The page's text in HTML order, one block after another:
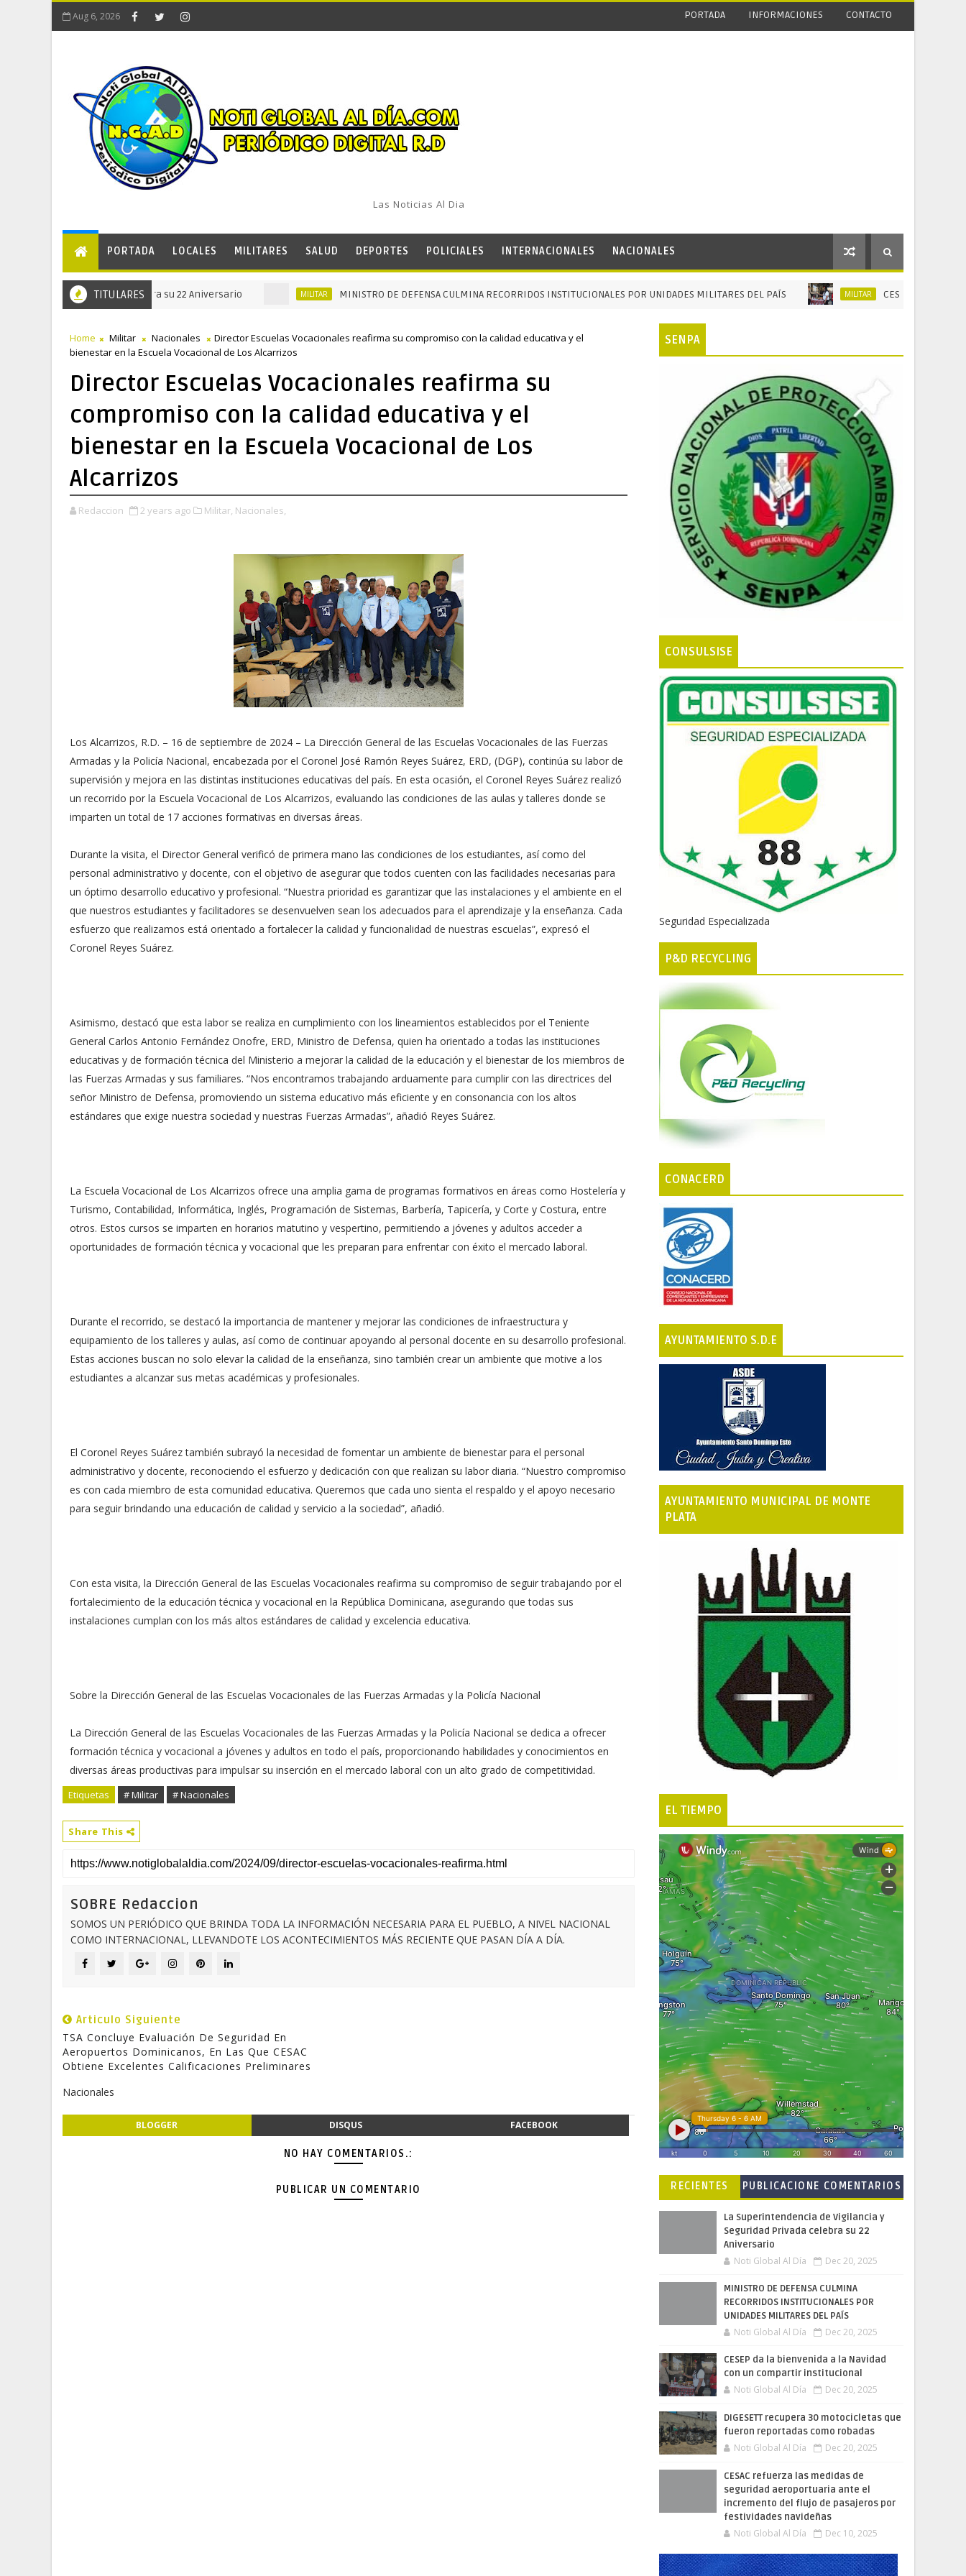
Aug 6, 2026 PORTADA INFORMACIONES CONTACTO
Las Noticias Al Dia
PORTADA LOCALES MILITARES SALUD DEPORTES POLICIALES INTERNACIONALES NACIONALES
TITULARES
Privada celebra su 22 Aniversario MINISTRO DE DEFENSA CULMINA RECORRIDOS INSTITUCIONALES POR UNIDADES MILITARES DEL PAÍS MILITAR CESEP da la bienvenida
Home Militar Nacionales
Director Escuelas Vocacionales reafirma su compromiso con la calidad educativa y el
bienestar en la Escuela Vocacional de Los Alcarrizos
Director Escuelas Vocacionales reafirma su
compromiso con la calidad educativa y el
bienestar en la Escuela Vocacional de Los
Alcarrizos
Redaccion 2 years ago Militar, Nacionales,
Los Alcarrizos, R.D. – 16 de septiembre de 2024 – La Dirección General de las Escuelas Vocacionales de las Fuerzas
Armadas y la Policía Nacional, encabezada por el Coronel José Ramón Reyes Suárez, ERD, (DGP), continúa su labor de
supervisión y mejora en las distintas instituciones educativas del país. En esta ocasión, el Coronel Reyes Suárez realizó
un recorrido por la Escuela Vocacional de Los Alcarrizos, evaluando las condiciones de las aulas y talleres donde se
imparten un total de 17 acciones formativas en diversas áreas.
Durante la visita, el Director General verificó de primera mano las condiciones de los estudiantes, así como del
personal administrativo y docente, con el objetivo de asegurar que todos cuenten con las facilidades necesarias para
un óptimo desarrollo educativo y profesional. “Nuestra prioridad es garantizar que las instalaciones y el ambiente en el
que nuestros estudiantes y facilitadores se desenvuelven sean los adecuados para el aprendizaje y la enseñanza. Cada
esfuerzo que realizamos está orientado a fortalecer la calidad y funcionalidad de nuestras escuelas”, expresó el
Coronel Reyes Suárez.
Asimismo, destacó que esta labor se realiza en cumplimiento con los lineamientos establecidos por el Teniente
General Carlos Antonio Fernández Onofre, ERD, Ministro de Defensa, quien ha orientado a todas las instituciones
educativas y de formación técnica del Ministerio a mejorar la calidad de la educación y el bienestar de los miembros de
las Fuerzas Armadas y sus familiares. “Nos encontramos trabajando arduamente para cumplir con las directrices del
señor Ministro de Defensa, promoviendo un sistema educativo más eficiente y en consonancia con los altos
estándares que exige nuestra sociedad y nuestras Fuerzas Armadas”, añadió Reyes Suárez.
La Escuela Vocacional de Los Alcarrizos ofrece una amplia gama de programas formativos en áreas como Hostelería y
Turismo, Contabilidad, Informática, Inglés, Programación de Sistemas, Barbería, Tapicería, y Corte y Costura, entre
otros. Estos cursos se imparten en horarios matutino y vespertino, permitiendo a jóvenes y adultos acceder a
oportunidades de formación técnica y vocacional que les preparan para enfrentar con éxito el mercado laboral.
Durante el recorrido, se destacó la importancia de mantener y mejorar las condiciones de infraestructura y
equipamiento de los talleres y aulas, así como de continuar apoyando al personal docente en su desarrollo profesional.
Estas acciones buscan no solo elevar la calidad de la enseñanza, sino también crear un ambiente que motive a los
estudiantes a alcanzar sus metas académicas y profesionales.
El Coronel Reyes Suárez también subrayó la necesidad de fomentar un ambiente de bienestar para el personal
administrativo y docente, reconociendo el esfuerzo y dedicación con que realizan su labor diaria. “Nuestro compromiso
es con cada miembro de esta comunidad educativa. Queremos que cada uno sienta el respaldo y el apoyo necesario
para seguir brindando una educación de calidad y servicio a la sociedad”, añadió.
Con esta visita, la Dirección General de las Escuelas Vocacionales reafirma su compromiso de seguir trabajando por el
fortalecimiento de la educación técnica y vocacional en la República Dominicana, asegurando que todas sus
instalaciones cumplan con los más altos estándares de calidad y excelencia educativa.
Sobre la Dirección General de las Escuelas Vocacionales de las Fuerzas Armadas y la Policía Nacional
La Dirección General de las Escuelas Vocacionales de las Fuerzas Armadas y la Policía Nacional se dedica a ofrecer
formación técnica y vocacional a jóvenes y adultos en todo el país, proporcionando habilidades y conocimientos en
diversas áreas productivas para impulsar su inserción en el mercado laboral con un alto grado de competitividad.
Etiquetas # Militar # Nacionales
Share This
SOBRE Redaccion
SOMOS UN PERIÓDICO QUE BRINDA TODA LA INFORMACIÓN NECESARIA PARA EL PUEBLO, A NIVEL NACIONAL
COMO INTERNACIONAL, LLEVANDOTE LOS ACONTECIMIENTOS MÁS RECIENTE QUE PASAN DÍA A DÍA.
Articulo Siguiente
TSA Concluye Evaluación De Seguridad En
Aeropuertos Dominicanos, En Las Que CESAC
Obtiene Excelentes Calificaciones Preliminares
Nacionales
BLOGGER DISQUS FACEBOOK
NO HAY COMENTARIOS.:
PUBLICAR UN COMENTARIO
SENPA
CONSULSISE
Seguridad Especializada
P&D RECYCLING
CONACERD
AYUNTAMIENTO S.D.E
AYUNTAMIENTO MUNICIPAL DE MONTE
PLATA
EL TIEMPO
RECIENTES
PUBLICACIONE COMENTARIOS
La Superintendencia de Vigilancia y
Seguridad Privada celebra su 22
Aniversario
Noti Global Al Día Dec 20, 2025
MINISTRO DE DEFENSA CULMINA
RECORRIDOS INSTITUCIONALES POR
UNIDADES MILITARES DEL PAÍS
Noti Global Al Día Dec 20, 2025
CESEP da la bienvenida a la Navidad
con un compartir institucional
Noti Global Al Día Dec 20, 2025
DIGESETT recupera 30 motocicletas que
fueron reportadas como robadas
Noti Global Al Día Dec 20, 2025
CESAC refuerza las medidas de
seguridad aeroportuaria ante el
incremento del flujo de pasajeros por
festividades navideñas
Noti Global Al Día Dec 10, 2025